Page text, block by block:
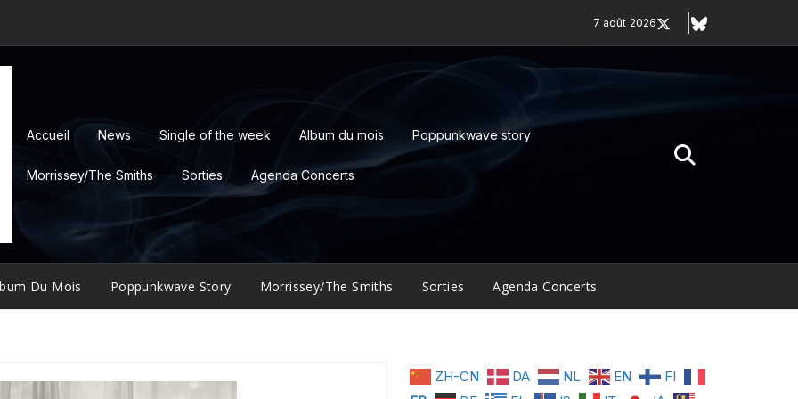
7 août 2026
Accueil News Single of the week Album du mois Poppunkwave story
Morrissey/The Smiths Sorties Agenda Concerts
Du Mois Poppunkwave Story Morrissey/The Smiths Sorties Agenda Concerts
ZH-CN DA NL EN
FI